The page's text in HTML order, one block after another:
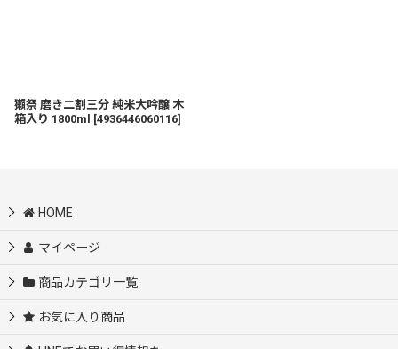
獺祭 磨き二割三分 純米大吟醸 木
箱入り 1800ml
[4936446060116]
HOME
マイページ
商品カテゴリ一覧
お気に入り商品